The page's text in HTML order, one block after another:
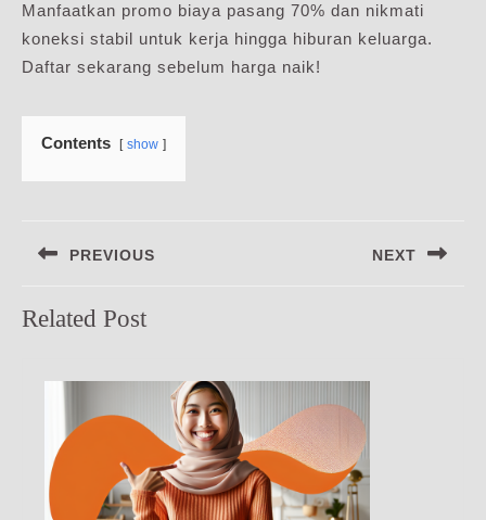
Manfaatkan promo biaya pasang 70% dan nikmati
koneksi stabil untuk kerja hingga hiburan keluarga.
Daftar sekarang sebelum harga naik!
Contents show
pos
PREVIOUS
post:
NEXT
Related Post